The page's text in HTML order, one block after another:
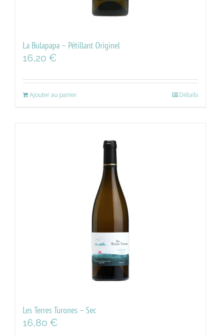
La Bulapapa – Pétillant Originel
16,20 €
Ajouter au panier Détails
Les Terres Turones – Sec
16,80 €